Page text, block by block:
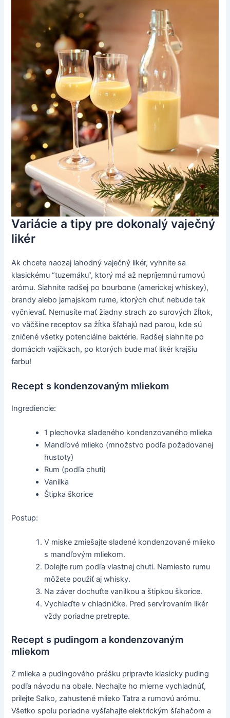
Variácie a tipy pre dokonalý vaječný
likér
Ak chcete naozaj lahodný vaječný likér, vyhnite sa
klasickému “tuzemáku“, ktorý má až nepríjemnú rumovú
arómu. Siahnite radšej po bourbone (americkej whiskey),
brandy alebo jamajskom rume, ktorých chuť nebude tak
vyčnievať. Nemusíte mať žiadny strach zo surových žĺtok,
vo väčšine receptov sa žĺtka šľahajú nad parou, kde sú
zničené všetky potenciálne baktérie. Radšej siahnite po
domácich vajíčkach, po ktorých bude mať likér krajšiu
farbu!
Recept s kondenzovaným mliekom
Ingrediencie:
1 plechovka sladeného kondenzovaného mlieka
Mandľové mlieko (množstvo podľa požadovanej
hustoty)
Rum (podľa chuti)
Vanilka
Štipka škorice
Postup:
V miske zmiešajte sladené kondenzované mlieko
s mandľovým mliekom.
Dolejte rum podľa vlastnej chuti. Namiesto rumu
môžete použiť aj whisky.
Na záver dochuťte vanilkou a štipkou škorice.
Vychlaďte v chladničke. Pred servírovaním likér
vždy poriadne pretrepte.
Recept s pudingom a kondenzovaným
mliekom
Z mlieka a pudingového prášku pripravte klasicky puding
podľa návodu na obale. Nechajte ho mierne vychladnúť,
prilejte Salko, zahustené mlieko Tatra a rumovú arómu.
Všetko spolu poriadne vyšľahajte elektrickým šľahačom a